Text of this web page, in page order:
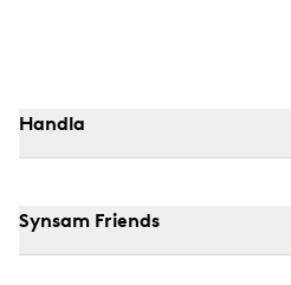
Handla
Synsam Friends